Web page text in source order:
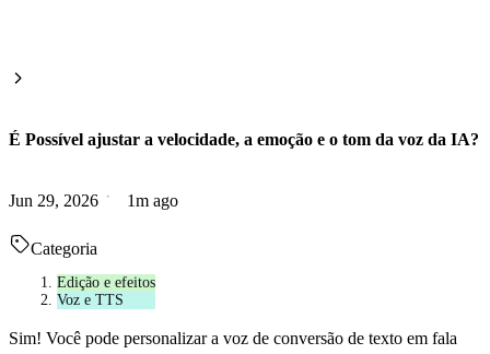
É Possível ajustar a velocidade, a emoção e o tom da voz da IA?
Jun 29, 2026 1m ago
Categoria
Edição e efeitos
Voz e TTS
Sim! Você pode personalizar a voz de conversão de texto em fala